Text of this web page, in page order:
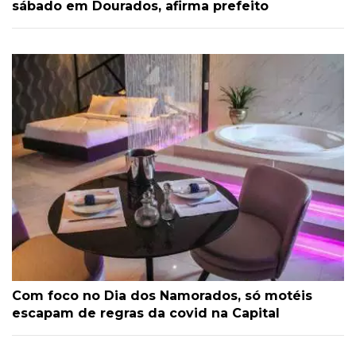
sábado em Dourados, afirma prefeito
Com foco no Dia dos Namorados, só motéis
escapam de regras da covid na Capital